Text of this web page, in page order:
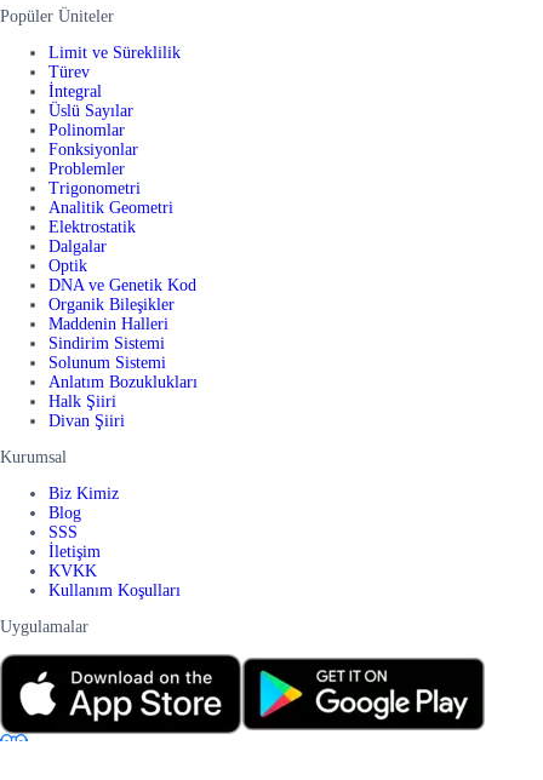
Popüler Üniteler
Limit ve Süreklilik
Türev
İntegral
Üslü Sayılar
Polinomlar
Fonksiyonlar
Problemler
Trigonometri
Analitik Geometri
Elektrostatik
Dalgalar
Optik
DNA ve Genetik Kod
Organik Bileşikler
Maddenin Halleri
Sindirim Sistemi
Solunum Sistemi
Anlatım Bozuklukları
Halk Şiiri
Divan Şiiri
Kurumsal
Biz Kimiz
Blog
SSS
İletişim
KVKK
Kullanım Koşulları
Uygulamalar